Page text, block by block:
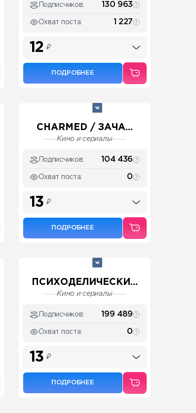
Подписчиков: 130 963
Охват поста: 1 227
12 ₽
ПОДРОБНЕЕ
CHARMED / ЗАЧА...
Кино и сериалы
Подписчиков: 104 436
Охват поста: 0
13 ₽
ПОДРОБНЕЕ
ПСИХОДЕЛИЧЕСКИ...
Кино и сериалы
Подписчиков: 199 489
Охват поста: 0
13 ₽
ПОДРОБНЕЕ